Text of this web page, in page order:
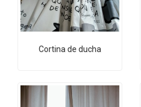
Cortina de ducha